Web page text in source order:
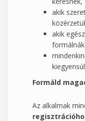
akik
akik
Formáld
Az alkalmak